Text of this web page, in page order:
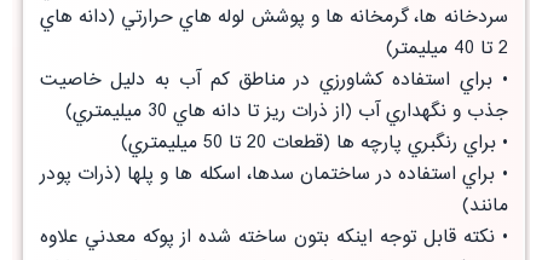
سردخانه ها، گرمخانه ها و پوشش لوله هاي حرارتي (دانه هاي
2 تا 40 ميليمتر)
• براي استفاده كشاورزي در مناطق كم آب به دليل خاصيت
جذب و نگهداري آب (از ذرات ريز تا دانه هاي 30 ميليمتري)
• براي رنگبري پارچه ها (قطعات 20 تا 50 ميليمتري)
• براي استفاده در ساختمان سدها، اسكله ها و پلها (ذرات پودر
مانند)
• نكته قابل توجه اينكه بتون ساخته شده از پوكه معدني علاوه